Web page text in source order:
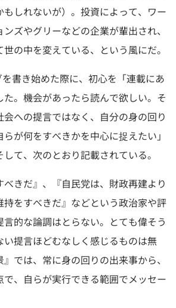
しれないが）。投資によって、ワー
ズやグリーなどの企業が輩出され、
の中を変えている、という風にだ。
書き始めた際に、初心を「連載にあ
。機会があったら読んで欲しい。そ
会への提言ではなく、自分の身の回り
が何をすべきかを中心に捉えたい」
て、次のとおり記載されている。
べきだ』、『自民党は、財政再建より
持をすべきだ』などという政治家や評
的な論調はとらない。とても偉そう
い提言ほどむなしく感じるものは無
では、常に身の回りの出来事から、
で、自らが実行できる範囲でメッセー